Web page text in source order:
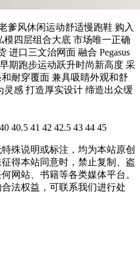
爹风休闲运动舒适慢跑鞋 购入
四层组合大底 市场唯一正确
进口三文治网面 融合 Pegasus
期跑步运动跃升时尚新高度 采
耐穿覆面 兼具吸睛外观和舒
感 打造厚实设计 缔造出众缓
40.5 41 42 42.5 43 44 45
殊说明或标注，均为本站原创
得本站同意时，禁止复制、盗
网站、书籍等各类媒体平台。
法权益，可联系我们进行处